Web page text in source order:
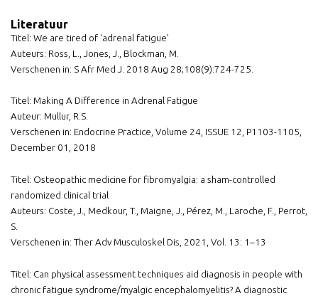
Literatuur
Titel: We are tired of ‘adrenal fatigue’
Auteurs: Ross, L., Jones, J., Blockman, M.
Verschenen in: S Afr Med J. 2018 Aug 28;108(9):724-725.
Titel: Making A Difference in Adrenal Fatigue
Auteur: Mullur, R.S.
Verschenen in: Endocrine Practice, Volume 24, ISSUE 12, P1103-1105,
December 01, 2018
Titel: Osteopathic medicine for fibromyalgia: a sham-controlled
randomized clinical trial
Auteurs: Coste, J., Medkour, T., Maigne, J., Pérez, M., Laroche, F., Perrot,
S.
Verschenen in: Ther Adv Musculoskel Dis, 2021, Vol. 13: 1–13
Titel: Can physical assessment techniques aid diagnosis in people with
chronic fatigue syndrome/myalgic encephalomyelitis? A diagnostic